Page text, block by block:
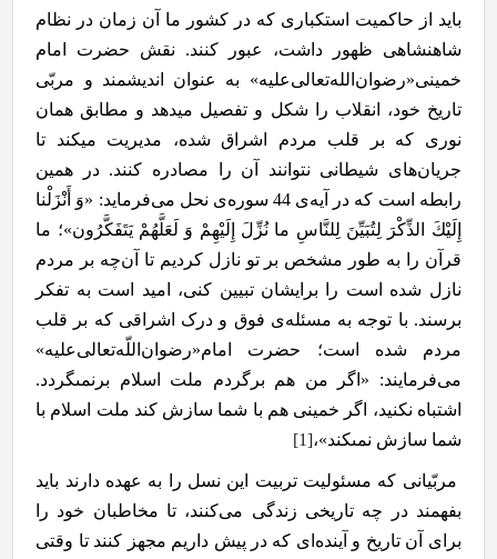
باید از حاکمیت استکباری که در کشور ما آن زمان در نظام
شاهنشاهی ظهور داشت، عبور کنند. نقش حضرت امام
خمینی«رضوان‌الله‌تعالی‌علیه» به عنوان اندیشمند و مربّی
تاریخ خود، انقلاب را شکل و تفصیل می­دهد و مطابق همان
نوری که بر قلب مردم اشراق شده، مدیریت می­کند تا
جریان‌های شیطانی نتوانند آن را مصادره کنند. در همین
رابطه است که در آیه‌ی 44 سوره‌ی نحل می‌فرماید: «وَ أَنْزَلْنا
إِلَيْكَ الذِّكْرَ لِتُبَيِّنَ لِلنَّاسِ ما نُزِّلَ إِلَيْهِمْ وَ لَعَلَّهُمْ يَتَفَكَّرُون‏»؛ ما
قرآن را به طور مشخص بر تو نازل کردیم تا آن‌چه بر مردم
نازل شده است را برایشان تبیین کنی، امید است به تفکر
برسند. با توجه به مسئله‌ی فوق و درک اشراقی که بر قلب
مردم شده است؛ حضرت امام«رضوان‌اللّه‌تعالی‌عليه»
می‌فرمایند: «اگر من هم برگردم ملت اسلام برنمى‏گردد.
اشتباه نكنيد، اگر خمينى هم با شما سازش كند ملت اسلام با
شما سازش نمى‏كند»،[1]
مربّیانی که مسئولیت تربیت این نسل را به عهده دارند باید
بفهمند در چه تاریخی زندگی می‌کنند، تا مخاطبان خود را
برای آن تاریخ و آینده‌ای که در پیش داریم مجهز کنند تا وقتی